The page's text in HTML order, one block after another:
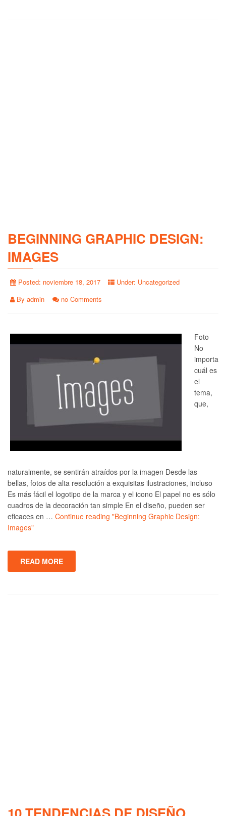
BEGINNING GRAPHIC DESIGN:
IMAGES
Posted: noviembre 18, 2017 Under: Uncategorized
By admin no Comments
Foto
No
importa
cuál es
el
tema,
que,
naturalmente, se sentirán atraídos por la imagen Desde las
bellas, fotos de alta resolución a exquisitas ilustraciones, incluso
Es más fácil el logotipo de la marca y el icono El papel no es sólo
cuadros de la decoración tan simple En el diseño, pueden ser
eficaces en … Continue reading "Beginning Graphic Design:
Images"
READ MORE